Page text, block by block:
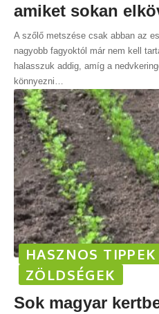
amiket sokan
A szőlő metszése csak abban az
nagyobb fagyoktól már nem kell
halasszuk addig, amíg a
könnyezni
HASZNOS TIPPEK
ZÖLDSÉGEK
Sok magyar